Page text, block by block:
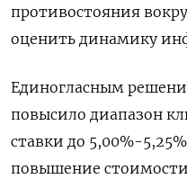
противостояния
оценить динамику
Единогласным
повысило диапазон
ставки до 5,00%-
повышение